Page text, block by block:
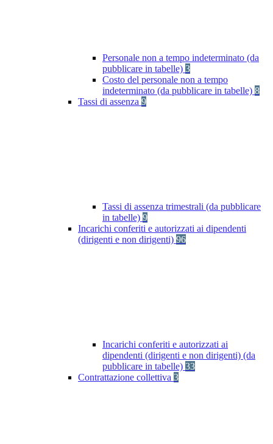
Personale non a tempo indeterminato (da
pubblicare in tabelle) 3
Costo del personale non a tempo
indeterminato (da pubblicare in tabelle) 8
Tassi di assenza 9
Tassi di assenza trimestrali (da pubblicare
in tabelle) 9
Incarichi conferiti e autorizzati ai dipendenti
(dirigenti e non dirigenti) 96
Incarichi conferiti e autorizzati ai
dipendenti (dirigenti e non dirigenti) (da
pubblicare in tabelle) 33
Contrattazione collettiva 3